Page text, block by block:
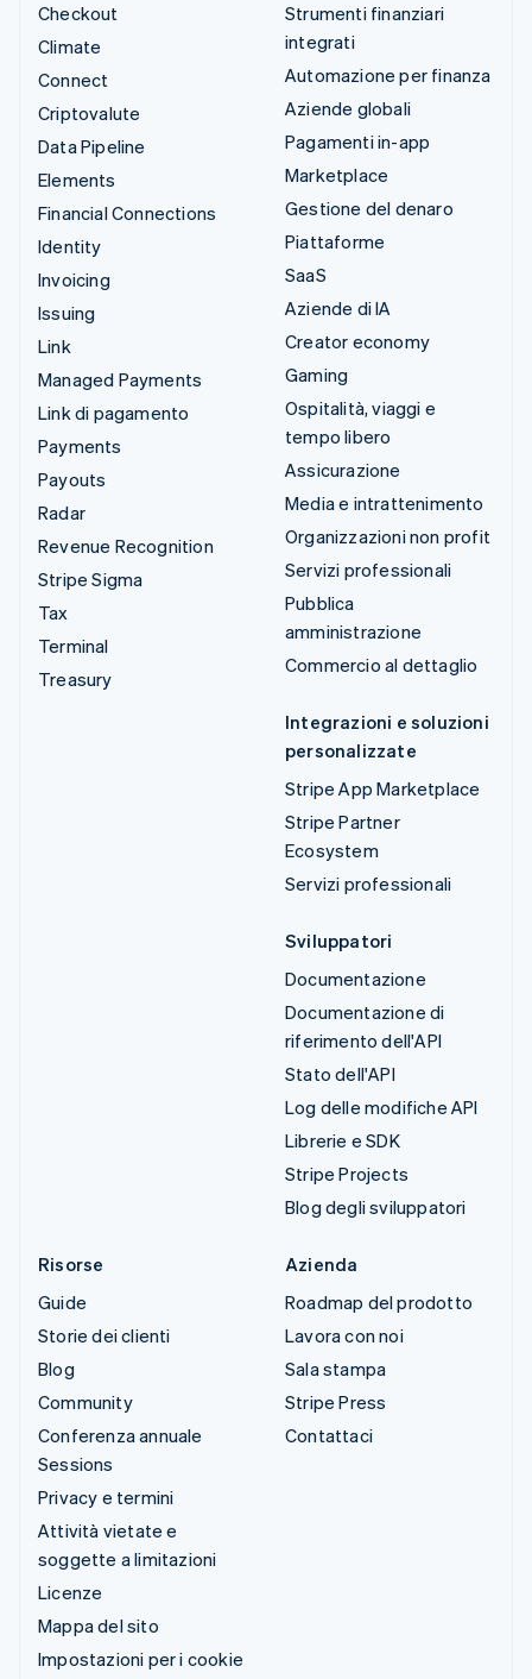
Checkout
Climate
Connect
Criptovalute
Data Pipeline
Elements
Financial Connections
Identity
Invoicing
Issuing
Link
Managed Payments
Link di pagamento
Payments
Payouts
Radar
Revenue Recognition
Stripe Sigma
Tax
Terminal
Treasury
Strumenti finanziari
integrati
Automazione per finanza
Aziende globali
Pagamenti in-app
Marketplace
Gestione del denaro
Piattaforme
SaaS
Aziende di IA
Creator economy
Gaming
Ospitalità, viaggi e
tempo libero
Assicurazione
Media e intrattenimento
Organizzazioni non profit
Servizi professionali
Pubblica
amministrazione
Commercio al dettaglio
Integrazioni e soluzioni
personalizzate
Stripe App Marketplace
Stripe Partner
Ecosystem
Servizi professionali
Sviluppatori
Documentazione
Documentazione di
riferimento dell'API
Stato dell'API
Log delle modifiche API
Librerie e SDK
Stripe Projects
Blog degli sviluppatori
Risorse
Guide
Storie dei clienti
Blog
Community
Conferenza annuale
Sessions
Privacy e termini
Attività vietate e
soggette a limitazioni
Licenze
Mappa del sito
Impostazioni per i cookie
Azienda
Roadmap del prodotto
Lavora con noi
Sala stampa
Stripe Press
Contattaci